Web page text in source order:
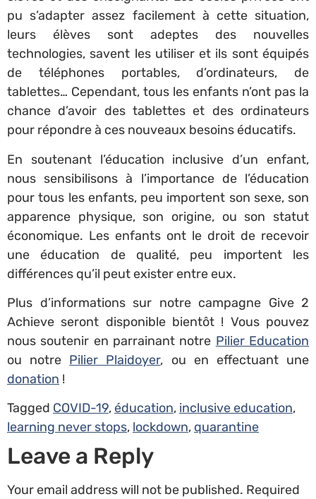
pu s’adapter assez facilement à cette situation,
leurs élèves sont adeptes des nouvelles
technologies, savent les utiliser et ils sont équipés
de téléphones portables, d’ordinateurs, de
tablettes… Cependant, tous les enfants n’ont pas la
chance d’avoir des tablettes et des ordinateurs
pour répondre à ces nouveaux besoins éducatifs.
En soutenant l’éducation inclusive d’un enfant,
nous sensibilisons à l’importance de l’éducation
pour tous les enfants, peu importent son sexe, son
apparence physique, son origine, ou son statut
économique. Les enfants ont le droit de recevoir
une éducation de qualité, peu importent les
différences qu’il peut exister entre eux.
Plus d’informations sur notre campagne Give 2
Achieve seront disponible bientôt ! Vous pouvez
nous soutenir en parrainant notre Pilier Education
ou notre Pilier Plaidoyer, ou en effectuant une
donation !
Tagged COVID-19, éducation, inclusive education,
learning never stops, lockdown, quarantine
Leave a Reply
Your email address will not be published. Required